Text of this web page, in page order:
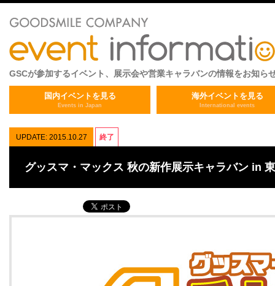
GSCが参加するイベント、展示会や営業キャラバンの情報をお知ら
国内イベントを見る
Events in Japan
海外イベントを見る
International events
UPDATE: 2015.10.27 終了
グッスマ・マックス 秋の新作展示キャラバン in